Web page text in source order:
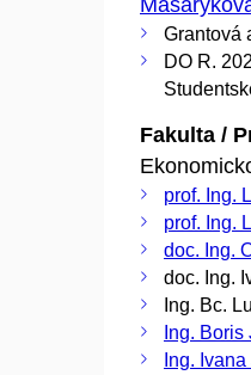
Grantová
DO R.
Fakulta /
prof. Ing.
prof. Ing.
doc. Ing.
doc. Ing.
Ing. Bc.
Ing. Boris
Ing.